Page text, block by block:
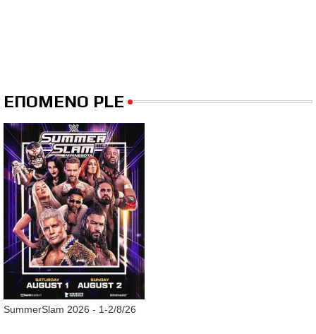
ΕΠΟΜΕΝΟ PLE
SummerSlam 2026 - 1-2/8/26